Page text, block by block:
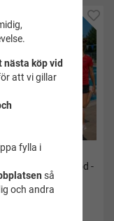
barn/junior röd -
nästa köp vid
att vi gillar
fylla i
så
och andra